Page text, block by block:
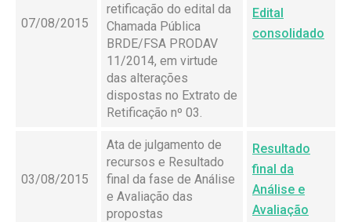
07/08/2015
retificação do edital da
Chamada Pública
BRDE/FSA PRODAV
11/2014, em virtude
das alterações
dispostas no Extrato de
Retificação nº 03.
Edital
consolidado
03/08/2015
Ata de julgamento de
recursos e Resultado
final da fase de Análise
e Avaliação das
propostas
Resultado
final da
Análise e
Avaliação